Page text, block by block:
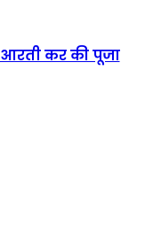
कर की पूजा